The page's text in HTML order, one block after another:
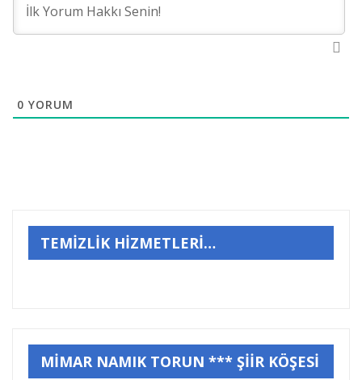
0 YORUM
TEMİZLİK HİZMETLERİ…
MİMAR NAMIK TORUN *** ŞİİR KÖŞESİ